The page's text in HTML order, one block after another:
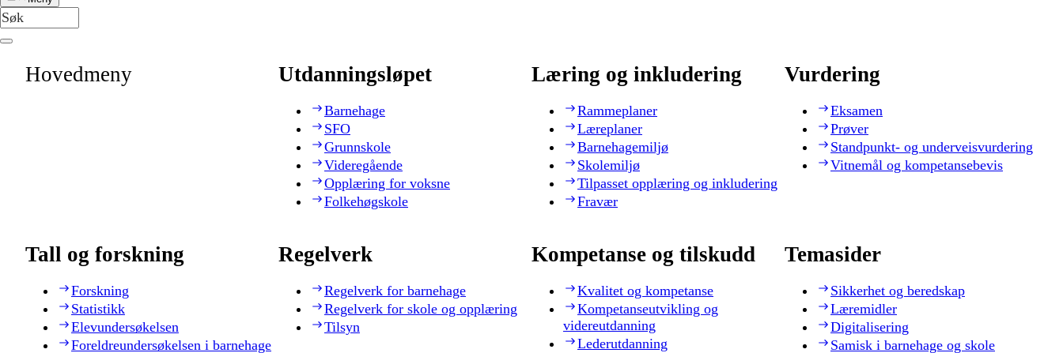
Hovedmeny Utdanningsløpet
Barnehage
SFO
Grunnskole
Videregående
Opplæring for voksne
Folkehøgskole
Læring og inkludering
Rammeplaner
Læreplaner
Barnehagemiljø
Skolemiljø
Tilpasset opplæring og inkludering
Fravær
Vurdering
Eksamen
Prøver
Standpunkt- og underveisvurdering
Vitnemål og kompetansebevis
Tall og forskning
Forskning
Statistikk
Elevundersøkelsen
Foreldreundersøkelsen i barnehage
Regelverk
Regelverk for barnehage
Regelverk for skole og opplæring
Tilsyn
Kompetanse og tilskudd
Kvalitet og kompetanse
Kompetanseutvikling og
videreutdanning
Lederutdanning
Temasider
Sikkerhet og beredskap
Læremidler
Digitalisering
Samisk i barnehage og skole